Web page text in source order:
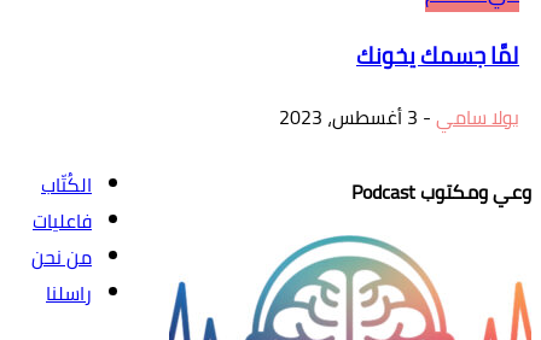
لمَّا جسمك يخونك
بولا سامي- 3 أغسطس، 2023
وعي ومكتوب Podcast
الكُتّاب
فاعليات
من نحن
راسلنا